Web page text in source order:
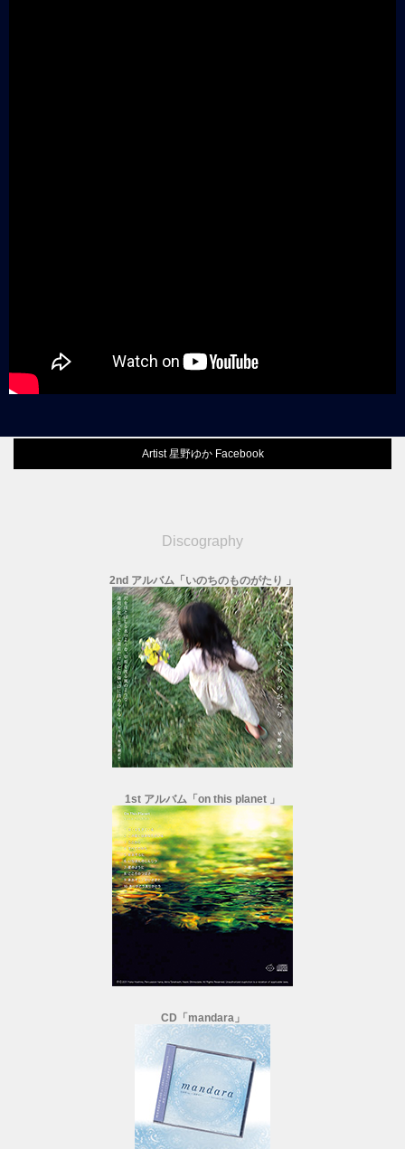
Artist 星野ゆか Facebook
Discography
2nd アルバム「いのちのものがたり 」
1st アルバム「on this planet 」
CD「mandara」